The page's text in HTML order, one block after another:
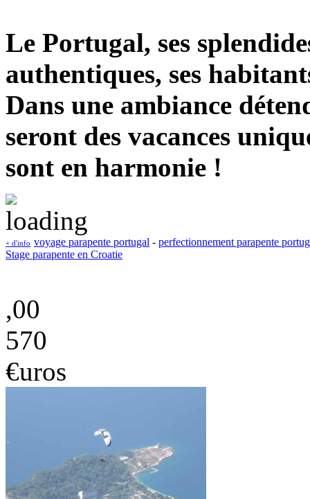
Le Portugal, ses
authentiques, ses
Dans une ambiance
seront des vacances
sont en harmonie !
+ d'info voyage parapente portugal - perfectionnement parapente
Stage parapente en Croatie
,00
570
€uros